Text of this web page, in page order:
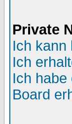
Private
Ich kann
Ich
Ich habe
Board